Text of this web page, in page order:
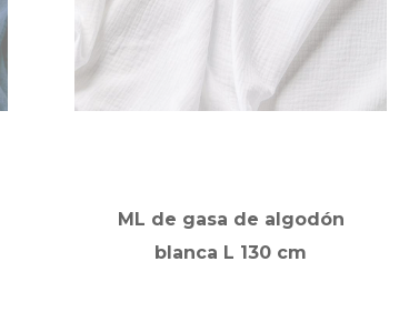
ML de gasa de algodón
blanca L 130 cm